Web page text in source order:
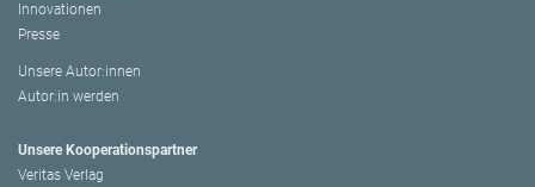
Innovationen
Presse
Unsere Autor:innen
Autor:in werden
Unsere Kooperationspartner
Veritas Verlag